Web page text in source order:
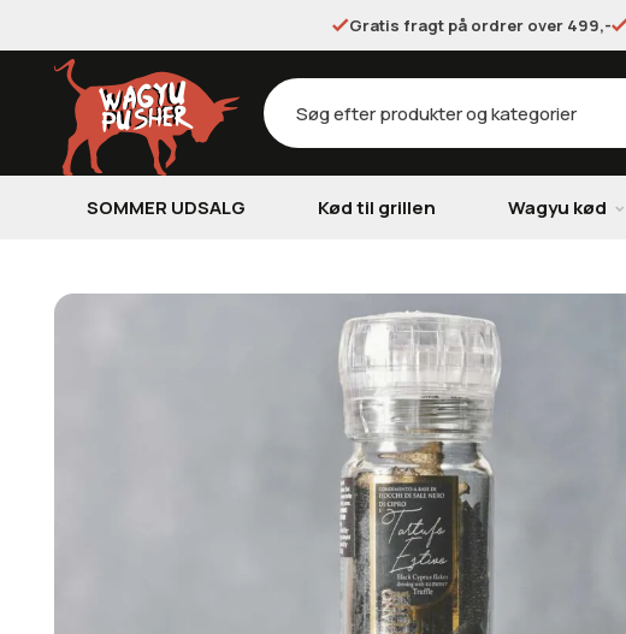
Gratis fragt på ordrer over 499,-
Products
search
SOMMER UDSALG Kød til grillen Wagyu kød